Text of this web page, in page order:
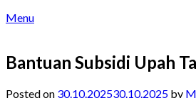
Menu
Bantuan Subsidi Upah
Posted on 30.10.202530.10.2025 by